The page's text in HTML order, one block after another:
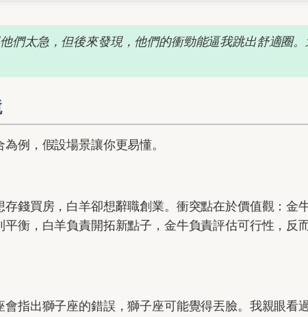
們太急，但後來發現，他們的衝勁能逼我跳出舒適圈
例，假設場景讓你更易懂。
錢買房，白羊卻想辭職創業。衝突點在於價值觀：金
衡，白羊負責開拓新點子，金牛負責評估可行性，反
指出獅子座的錯誤，獅子座可能覺得丟臉。我親眼看